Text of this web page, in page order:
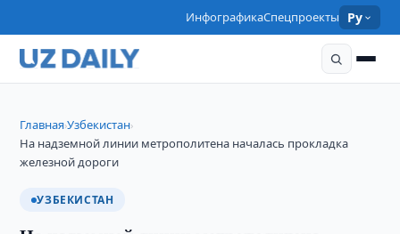
ИнфографикаСпецпроекты Ру
Главная›Узбекистан›
На надземной линии метрополитена началась прокладка
железной дороги
УЗБЕКИСТАН